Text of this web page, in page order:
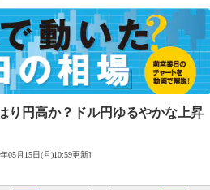
り円高か？ ドル円ゆるやかな上昇
05月15日(月)10:59更新]